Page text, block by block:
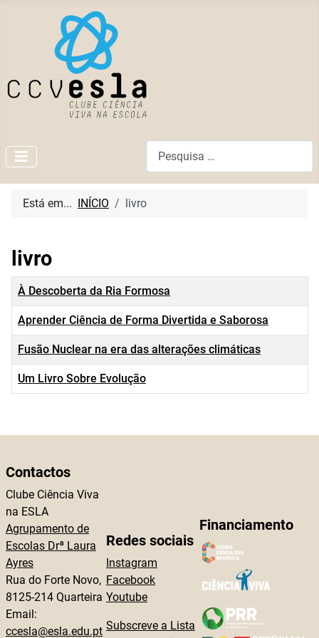
Está em... INÍCIO livro
livro
Título
À Descoberta da Ria Formosa
Aprender Ciência de Forma Divertida e Saborosa
Fusão Nuclear na era das alterações climáticas
Um Livro Sobre Evolução
Contactos
Clube Ciência Viva
na ESLA
Agrupamento de
Escolas Drª Laura
Ayres
Rua do Forte Novo,
8125-214 Quarteira
Email:
ccesla@esla.edu.pt
Redes sociais
Instagram
Facebook
Youtube
Subscreve a Lista
Financiamento